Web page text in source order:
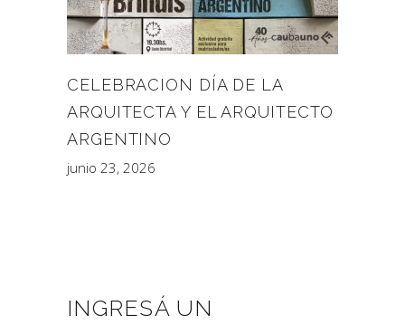
CELEBRACION DÍA DE LA
ARQUITECTA Y EL ARQUITECTO
ARGENTINO
junio 23, 2026
INGRESÁ UN